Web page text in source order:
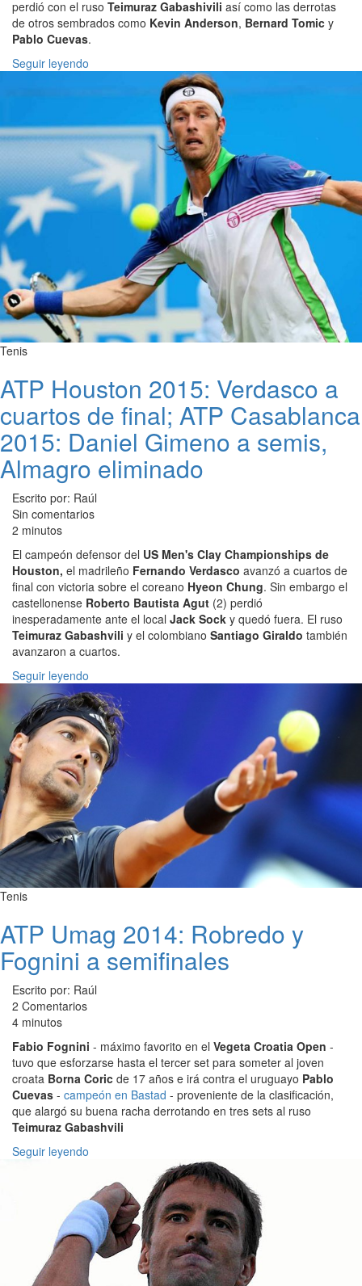
perdió con el ruso Teimuraz Gabashivili así como las derrotas
de otros sembrados como Kevin Anderson, Bernard Tomic y
Pablo Cuevas.
Seguir leyendo
Tenis
ATP Houston 2015: Verdasco a
cuartos de final; ATP Casablanca
2015: Daniel Gimeno a semis,
Almagro eliminado
Escrito por: Raúl
Sin comentarios
2 minutos
El campeón defensor del US Men's Clay Championships de
Houston, el madrileño Fernando Verdasco avanzó a cuartos de
final con victoria sobre el coreano Hyeon Chung. Sin embargo el
castellonense Roberto Bautista Agut (2) perdió
inesperadamente ante el local Jack Sock y quedó fuera. El ruso
Teimuraz Gabashvili y el colombiano Santiago Giraldo también
avanzaron a cuartos.
Seguir leyendo
Tenis
ATP Umag 2014: Robredo y
Fognini a semifinales
Escrito por: Raúl
2 Comentarios
4 minutos
Fabio Fognini - máximo favorito en el Vegeta Croatia Open -
tuvo que esforzarse hasta el tercer set para someter al joven
croata Borna Coric de 17 años e irá contra el uruguayo Pablo
Cuevas - campeón en Bastad - proveniente de la clasificación,
que alargó su buena racha derrotando en tres sets al ruso
Teimuraz Gabashvili
Seguir leyendo